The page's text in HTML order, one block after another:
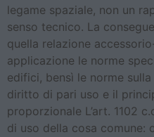
legame spaziale, non un
senso tecnico. La
quella relazione
applicazione le norme
edifici, bensì le norme
diritto di pari uso e il
proporzionale L’art. 1102
di uso della cosa comune: